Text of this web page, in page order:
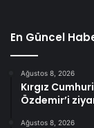
En Güncel
Ağustos 8, 2026
Kırgız
Özdemir’i
Ağustos 8, 2026